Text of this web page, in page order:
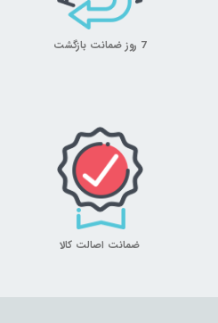
7 روز ضمانت بازگشت
ضمانت اصالت کالا